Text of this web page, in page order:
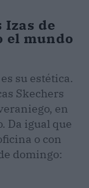
Izas de
el mundo
su estética.
Skechers
en
Da igual que
o con
domingo: